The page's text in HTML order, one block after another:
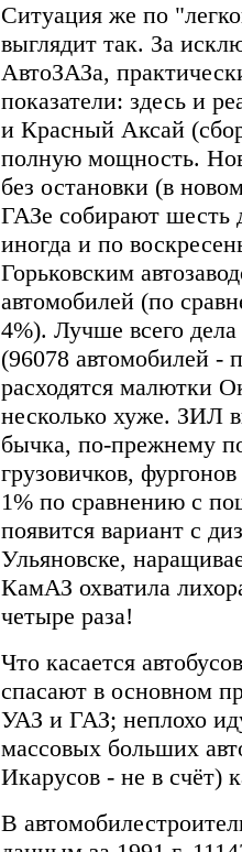
Ситуация же по
выглядит так. За
АвтоЗАЗа,
показатели: здесь и
и Красный Аксай
полную мощность.
без остановки (в
ГАЗе собирают шесть
иногда и по
Горьковским
автомобилей (по
4%). Лучше всего дела
(96078 автомобилей -
расходятся малютки
несколько хуже. ЗИЛ
бычка, по-прежнему
грузовичков,
1% по сравнению с
появится вариант с
Ульяновске,
КамАЗ охватила
четыре раза!
Что касается
спасают в основном
УАЗ и ГАЗ; неплохо
массовых больших
Икарусов - не в счёт)
В